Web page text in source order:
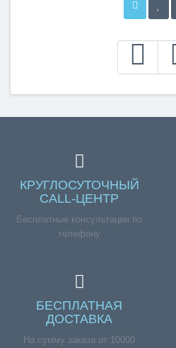
КРУГЛОСУТОЧНЫЙ
CALL-ЦЕНТР
Бесплатные консультации по
телефону
БЕСПЛАТНАЯ
ДОСТАВКА
На сумму заказа от 10000